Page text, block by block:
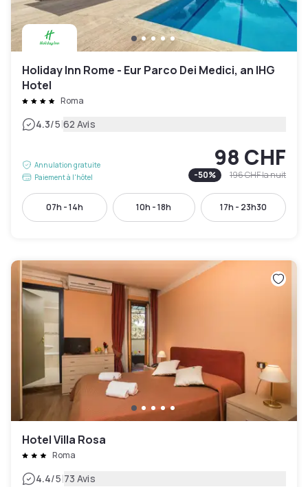
Holiday Inn Rome - Eur Parco Dei Medici, an IHG
Hotel
Roma
4.3/5|62 Avis
Annulation gratuite
Paiement à l'hôtel
98 CHF
-50% 196 CHFla nuit
07h - 14h 10h - 18h 17h - 23h30
Hotel Villa Rosa
Roma
4.4/5|73 Avis